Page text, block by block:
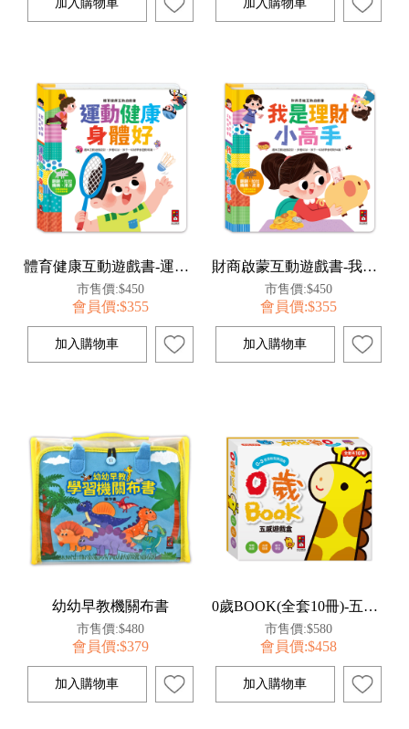
體育健康互動遊戲書-運動健康身體好
市售價:$450
會員價:$355
財商啟蒙互動遊戲書-我是理財小高手
市售價:$450
會員價:$355
幼幼早教機關布書
市售價:$480
會員價:$379
0歲BOOK(全套10冊)-五感遊戲盒*新版
市售價:$580
會員價:$458